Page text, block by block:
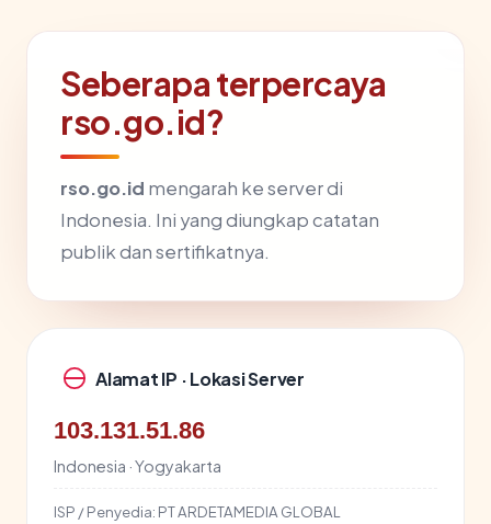
Seberapa terpercaya
rso.go.id?
rso.go.id mengarah ke server di
Indonesia. Ini yang diungkap catatan
publik dan sertifikatnya.
Alamat IP · Lokasi Server
103.131.51.86
Indonesia · Yogyakarta
ISP / Penyedia: PT ARDETAMEDIA GLOBAL